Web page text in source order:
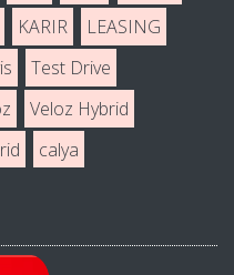
KARIR
LEASING
Test Drive
Veloz Hybrid
calya